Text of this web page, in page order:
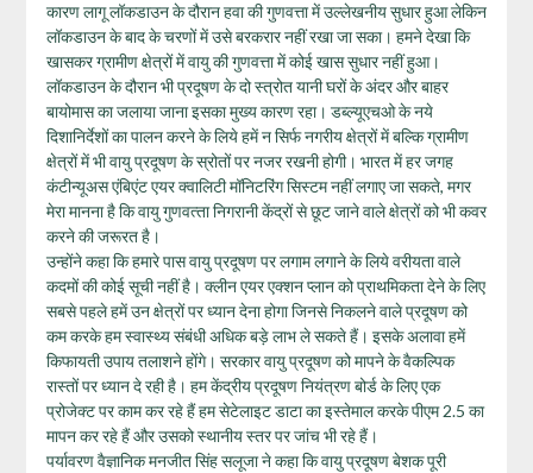
कारण लागू लॉकडाउन के दौरान हवा की गुणवत्ता में उल्लेखनीय सुधार हुआ लेकिन
लॉकडाउन के बाद के चरणों में उसे बरकरार नहीं रखा जा सका। हमने देखा कि
खासकर ग्रामीण क्षेत्रों में वायु की गुणवत्ता में कोई खास सुधार नहीं हुआ।
लॉकडाउन के दौरान भी प्रदूषण के दो स्त्रोत यानी घरों के अंदर और बाहर
बायोमास का जलाया जाना इसका मुख्‍य कारण रहा। डब्‍ल्‍यूएचओ के नये
दिशानिर्देशों का पालन करने के लिये हमें न सिर्फ नगरीय क्षेत्रों में बल्कि ग्रामीण
क्षेत्रों में भी वायु प्रदूषण के स्रोतों पर नजर रखनी होगी। भारत में हर जगह
कंटीन्यूअस एंबिएंट एयर क्वालिटी मॉनिटरिंग सिस्टम नहीं लगाए जा सकते, मगर
मेरा मानना है कि वायु गुणवत्‍ता निगरानी केंद्रों से छूट जाने वाले क्षेत्रों को भी कवर
करने की जरूरत है।
उन्‍होंने कहा कि हमारे पास वायु प्रदूषण पर लगाम लगाने के लिये वरीयता वाले
कदमों की कोई सूची नहीं है। क्लीन एयर एक्शन प्लान को प्राथमिकता देने के लिए
सबसे पहले हमें उन क्षेत्रों पर ध्‍यान देना होगा जिनसे निकलने वाले प्रदूषण को
कम करके हम स्वास्थ्य संबंधी अधिक बड़े लाभ ले सकते हैं। इसके अलावा हमें
किफायती उपाय तलाशने होंगे। सरकार वायु प्रदूषण को मापने के वैकल्पिक
रास्तों पर ध्यान दे रही है। हम केंद्रीय प्रदूषण नियंत्रण बोर्ड के लिए एक
प्रोजेक्ट पर काम कर रहे हैं हम सेटेलाइट डाटा का इस्तेमाल करके पीएम 2.5 का
मापन कर रहे हैं और उसको स्थानीय स्तर पर जांच भी रहे हैं।
पर्यावरण वैज्ञानिक मनजीत सिंह सलूजा ने कहा कि वायु प्रदूषण बेशक पूरी